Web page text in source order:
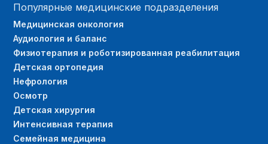
Популярные медицинские подразделения
Медицинская онкология
Аудиология и баланс
Физиотерапия и роботизированная реабилитация
Детская ортопедия
Нефрология
Осмотр
Детская хирургия
Интенсивная терапия
Семейная медицина